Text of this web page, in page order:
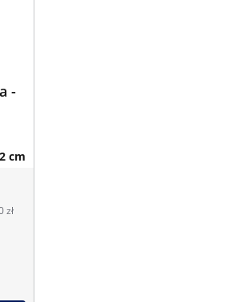
-
cm
zł